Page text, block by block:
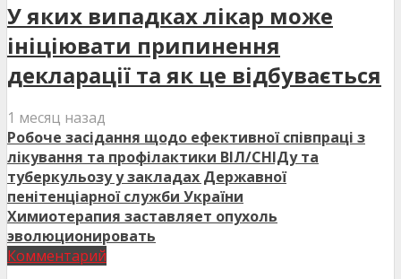
У яких випадках лікар може
ініціювати припинення
декларації та як це відбувається
1 месяц назад
Робоче засідання щодо ефективної співпраці з
лікування та профілактики ВІЛ/СНІДу та
туберкульозу у закладах Державної
пенітенціарної служби України
Химиотерапия заставляет опухоль
эволюционировать
Комментарий